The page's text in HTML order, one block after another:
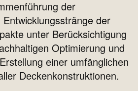
der
der
unter Berücksichtigung
Optimierung und
einer umfänglichen
Deckenkonstruktionen.